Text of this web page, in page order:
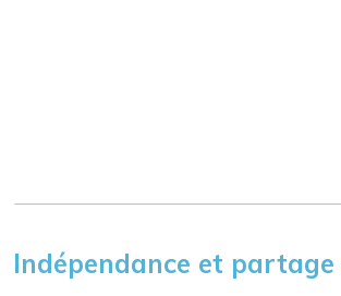
Indépendance et partage